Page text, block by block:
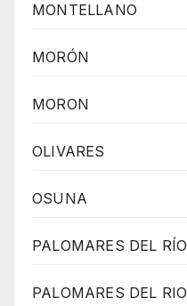
MONTELLANO
MORÓN
MORON
OLIVARES
OSUNA
PALOMARES DEL RÍO
PALOMARES DEL RIO